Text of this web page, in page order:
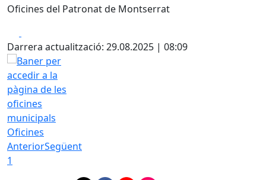
Oficines del Patronat de Montserrat
Darrera actualització: 29.08.2025 | 08:09
Oficines
AnteriorSegüent
1